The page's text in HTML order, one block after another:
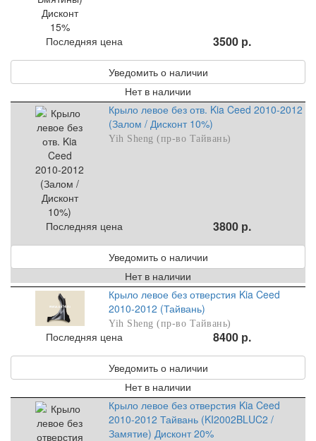
Последняя цена 3500 р.
Уведомить о наличии
Нет в наличии
Крыло левое без отв. Kia Ceed 2010-2012
(Залом / Дисконт 10%)
Yih Sheng (пр-во Тайвань)
Последняя цена 3800 р.
Уведомить о наличии
Нет в наличии
Крыло левое без отверстия Kia Ceed
2010-2012 (Тайвань)
Yih Sheng (пр-во Тайвань)
Последняя цена 8400 р.
Уведомить о наличии
Нет в наличии
Крыло левое без отверстия Kia Ceed
2010-2012 Тайвань (KI2002BLUC2 /
Замятие) Дисконт 20%